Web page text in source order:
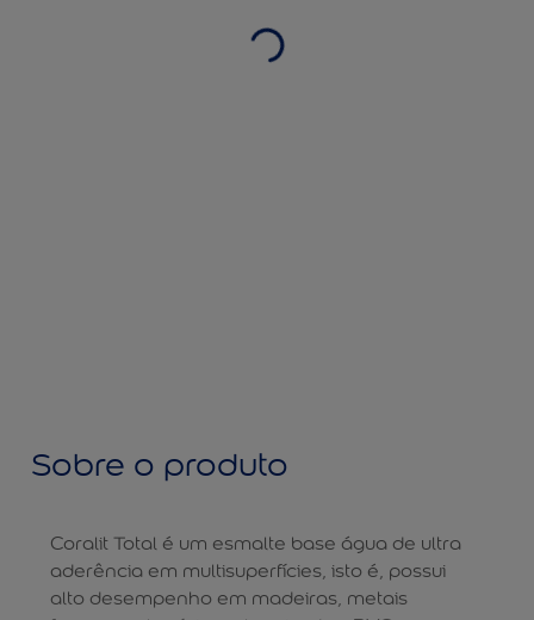
Sobre o produto
Coralit Total é um esmalte base água de ultra
aderência em multisuperfícies, isto é, possui
alto desempenho em madeiras, metais